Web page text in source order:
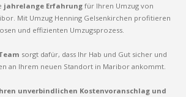
jahrelange Erfahrung für Ihren Umzug von
Mit Umzug Henning Gelsenkirchen profitieren
und effizienten Umzugsprozess.
sorgt dafür, dass Ihr Hab und Gut sicher und
an Ihrem neuen Standort in Maribor ankommt.
unverbindlichen Kostenvoranschlag und